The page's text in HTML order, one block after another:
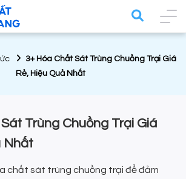
3+ Hóa Chất Sát Trùng Chuồng Trại Giá
Rẻ, Hiệu Quả Nhất
Trùng Chuồng Trại Giá
Nhất
chất sát trùng chuồng trại để đảm